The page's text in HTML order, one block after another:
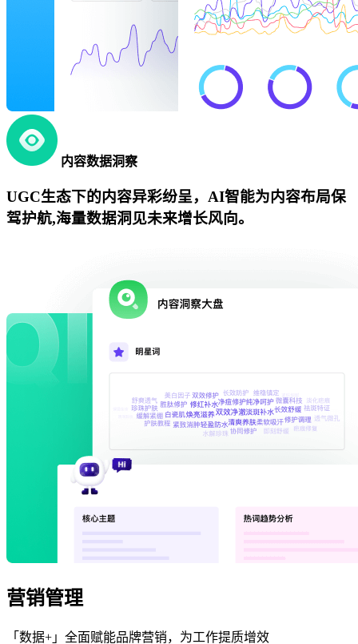
内容数据洞察
UGC生态下的内容异彩纷呈，AI智能为内容布局保
驾护航,海量数据洞见未来增长风向。
营销管理
「数据+」全面赋能品牌营销，为工作提质增效